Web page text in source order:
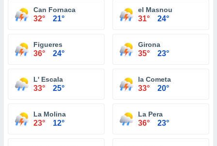
Can Fornaca
32° 21°
el Masnou
31° 24°
Figueres
36° 24°
Girona
35° 23°
L' Escala
33° 25°
la Cometa
33° 20°
La Molina
23° 12°
La Pera
36° 23°